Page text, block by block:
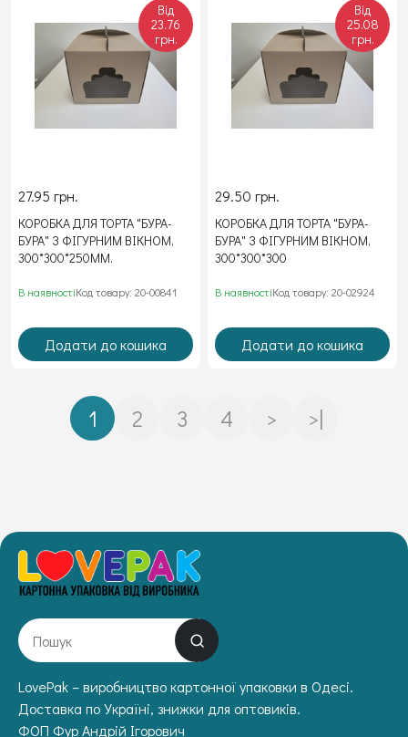
Від
23.76
грн.
27.95 грн.
КОРОБКА ДЛЯ ТОРТА "БУРА-
БУРА" З ФІГУРНИМ ВІКНОМ,
300*300*250ММ.
В наявностіКод товару: 20-00841
Додати до кошика
Від
25.08
грн.
29.50 грн.
КОРОБКА ДЛЯ ТОРТА "БУРА-
БУРА" З ФІГУРНИМ ВІКНОМ,
300*300*300
В наявностіКод товару: 20-02924
Додати до кошика
1 2 3 4 > >|
LovePak – виробництво картонної упаковки в Одесі.
Доставка по Україні, знижки для оптовиків.
ФОП Фур Андрій Ігорович